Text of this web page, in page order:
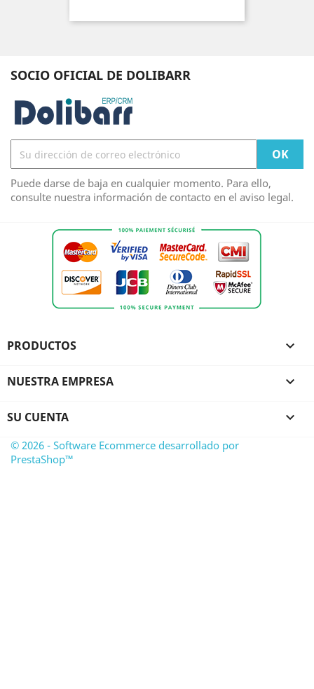
SOCIO OFICIAL DE DOLIBARR
Puede darse de baja en cualquier momento. Para ello,
consulte nuestra información de contacto en el aviso legal.
PRODUCTOS 
NUESTRA EMPRESA 
SU CUENTA 
© 2026 - Software Ecommerce desarrollado por
PrestaShop™